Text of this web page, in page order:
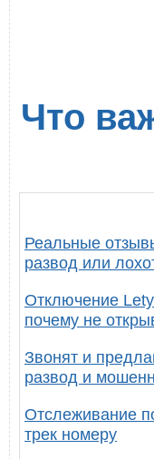
Что
Реальные
развод или
Отключение
почему не
Звонят и
развод и
Отслеживание
трек номеру